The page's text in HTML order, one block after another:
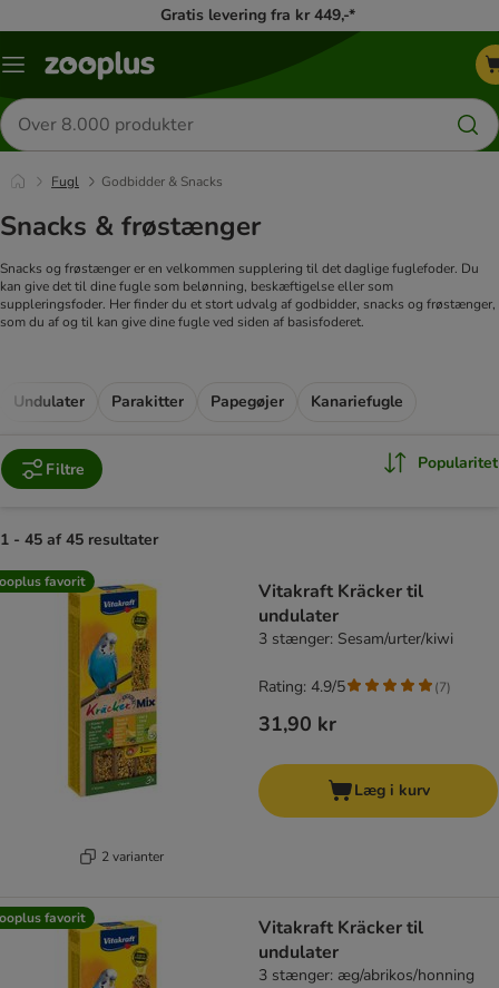
Gratis levering fra kr 449,-*
Menu
Søg
efter
produkter
Fugl Godbidder & Snacks
Snacks & frøstænger
Snacks og frøstænger er en velkommen supplering til det daglige fuglefoder. Du
kan give det til dine fugle som belønning, beskæftigelse eller som
suppleringsfoder. Her finder du et stort udvalg af godbidder, snacks og frøstænger,
som du af og til kan give dine fugle ved siden af basisfoderet.
Undulater Parakitter Papegøjer Kanariefugle
Filtre Popularitet
1 - 45 af 45 resultater
product items have been changed
favorit
2 varianter
Vitakraft Kräcker til
undulater
3 stænger: Sesam/urter/kiwi
31,90 kr
Rating: 4.9/5 (7)
Læg i kurv
favorit
Vitakraft Kräcker til
undulater
3 stænger: æg/abrikos/honning